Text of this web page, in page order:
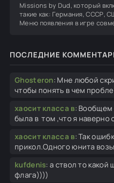
Missions by Dud, который
такие как: Германия, СССР,
Меню появления в игре
ПОСЛЕДНИЕ
Ghosteron: Мне любой
чтобы понять в чем
хаосит класса в: Вообщем
была в том ,что я наверно
хаосит класса в:Так
прикол.Одного юнита
kufdenis:а ствол то какой
флага))))